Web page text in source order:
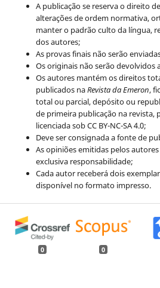
A publicação se reserva o direito
alterações de ordem normativa,
manter o padrão culto da língua,
dos autores;
As provas finais não serão
Os originais não serão devolvidos
Os autores mantém os direitos
publicados naRevista da Emeron,
total ou parcial, depósito ou
de primeira publicação na revista,
licenciada sob CC BY-NC-SA 4.0;
Deve ser consignada a fonte de
As opiniões emitidas pelos
exclusiva responsabilidade;
Cada autor receberá dois
disponível no formato impresso.
0 0